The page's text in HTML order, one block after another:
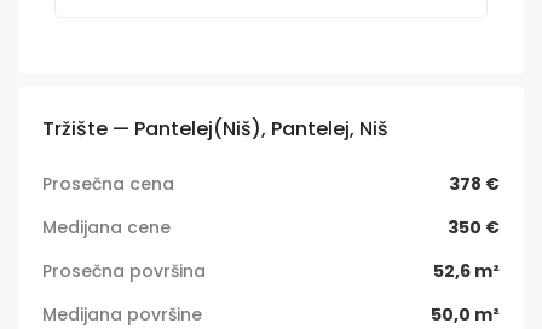
Tržište — Pantelej(Niš), Pantelej, Niš
Prosečna cena
378 €
Medijana cene
350 €
Prosečna površina
52,6 m²
Medijana površine
50,0 m²